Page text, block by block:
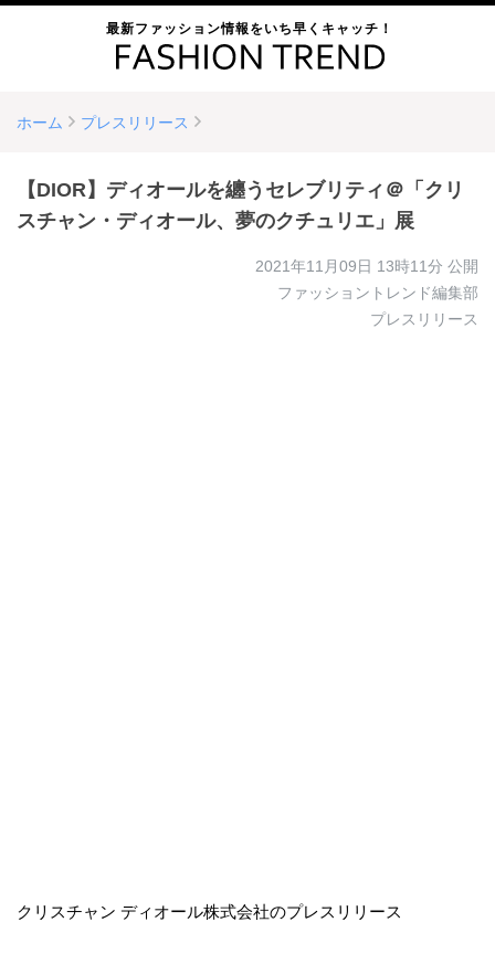
最新ファッション情報をいち早くキャッチ！
ホーム プレスリリース
【DIOR】ディオールを纏うセレブリティ＠「クリ
スチャン・ディオール、夢のクチュリエ」展
2021年11月09日 13時11分 公開
ファッショントレンド編集部
プレスリリース
クリスチャン ディオール株式会社のプレスリリース